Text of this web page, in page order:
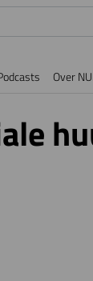
Over